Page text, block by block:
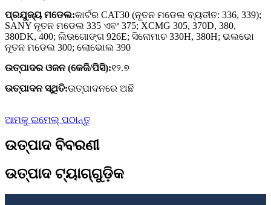
ପ୍ରଯୁଜ୍ୟ ମଡେଲ:କାର୍ଟର CAT30 (ନୂତନ ମଡେଲ ବ୍ୟତୀତ: 336, 339);
SANY ନୂତନ ମଡେଲ 335 ଏବଂ 375; XCMG 305, 370D, 380,
380DK, 400; ଲିଉଗୋଙ୍ଗ 926E; ସିନୋମାଚ 330H, 380H; ଭଲଭୋ
ନୂତନ ମଡେଲ 300; ଲୋଭୋଲ 390
ଉତ୍ପାଦର ଓଜନ (କେଜି/ପିସି):୧୨.୭
ଉତ୍ପାଦନ ସ୍ଥିତି:ଉତ୍ପାଦନରେ ଅଛି
ଆମକୁ ଇମେଲ୍ ପଠାନ୍ତୁ
ଉତ୍ପାଦ ବିବରଣୀ
ଉତ୍ପାଦ ଟ୍ୟାଗ୍‌ଗୁଡ଼ିକ